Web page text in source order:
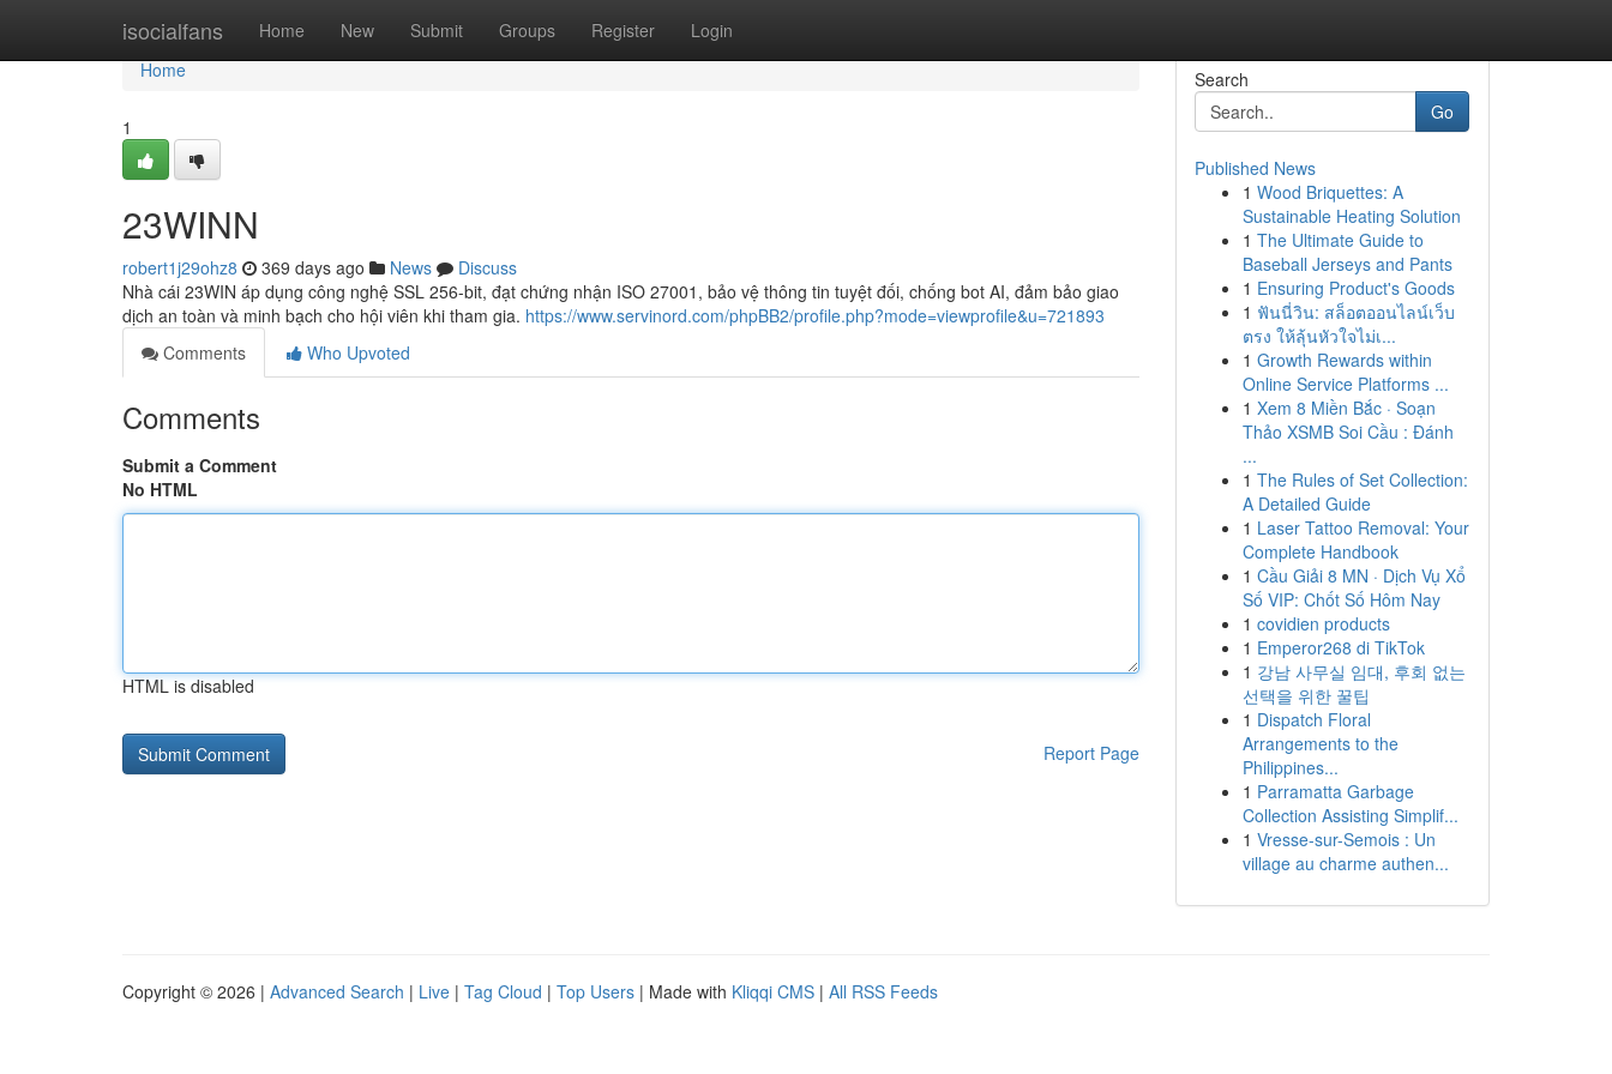
isocialfans Home New Submit Groups Register Login
Home
Home
1
23WINN
robert1j29ohz8 369 days ago News
Discuss
Nhà cái 23WIN áp dụng công nghệ SSL 256-bit, đạt chứng nhận ISO 27001, bảo vệ thông tin tuyệt đối, chống bot AI, đảm bảo giao
dịch an toàn và minh bạch cho hội viên khi tham gia. https://www.servinord.com/phpBB2/profile.php?mode=viewprofile&u=721893
Comments
Who Upvoted
Comments
Submit a Comment
No HTML
HTML is disabled
Report Page
Search
Go
Published News
1 Wood Briquettes: A
Sustainable Heating Solution
1 The Ultimate Guide to
Baseball Jerseys and Pants
1 Ensuring Product's Goods
1 ฟันนี่วิน: สล็อตออนไลน์เว็บ
ตรง ให้ลุ้นหัวใจไม่เ...
1 Growth Rewards within
Online Service Platforms ...
1 Xem 8 Miền Bắc · Soạn
Thảo XSMB Soi Cầu : Đánh
...
1 The Rules of Set Collection:
A Detailed Guide
1 Laser Tattoo Removal: Your
Complete Handbook
1 Cầu Giải 8 MN · Dịch Vụ Xổ
Số VIP: Chốt Số Hôm Nay
1 covidien products
1 Emperor268 di TikTok
1 강남 사무실 임대, 후회 없는
선택을 위한 꿀팁
1 Dispatch Floral
Arrangements to the
Philippines...
1 Parramatta Garbage
Collection Assisting Simplif...
1 Vresse-sur-Semois : Un
village au charme authen...
Copyright © 2026 | Advanced Search | Live | Tag Cloud | Top Users | Made with Kliqqi CMS | All RSS Feeds